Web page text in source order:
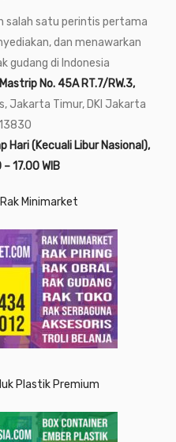
salah satu perintis pertama
dan menawarkan
gudang di Indonesia
Mastrip No. 45A RT.7/RW.3,
Jakarta Timur, DKI Jakarta
Hari (Kecuali Libur Nasional),
17.00 WIB
Minimarket
Plastik Premium